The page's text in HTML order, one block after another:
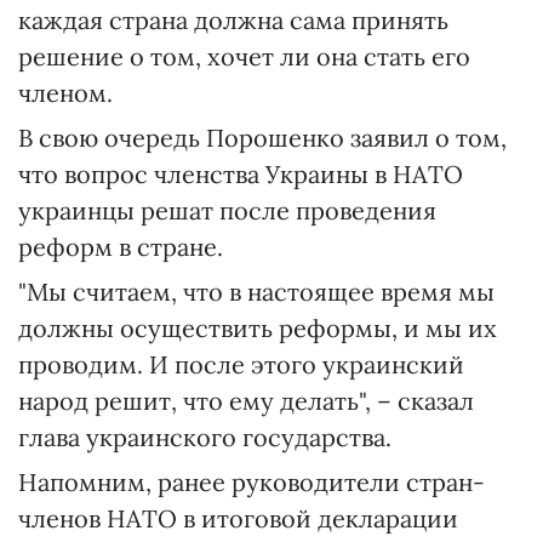
каждая страна должна сама принять
решение о том, хочет ли она стать его
членом.
В свою очередь Порошенко заявил о том,
что вопрос членства Украины в НАТО
украинцы решат после проведения
реформ в стране.
"Мы считаем, что в настоящее время мы
должны осуществить реформы, и мы их
проводим. И после этого украинский
народ решит, что ему делать", – сказал
глава украинского государства.
Напомним, ранее руководители стран-
членов НАТО в итоговой декларации